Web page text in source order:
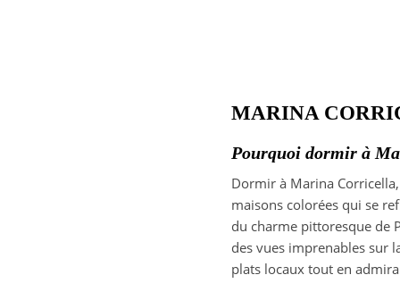
MARINA
Pourquoi dormir à
Dormir à Marina
maisons colorées qui se
du charme pittoresque de
des vues imprenables sur
plats locaux tout en